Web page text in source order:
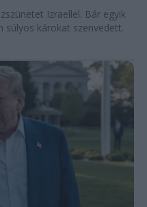
Izraellel. Bár egyik
károkat szenvedett.